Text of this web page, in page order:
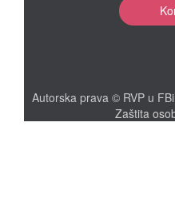
Autorska prava © RVP u
Zaštita